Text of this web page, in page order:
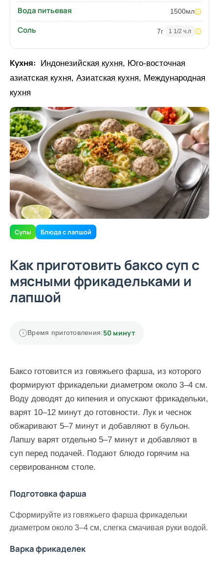
Вода питьевая 1500мл
Соль 7г 1 1/2 ч.л
Кухня: Индонезийская кухня, Юго-восточная
азиатская кухня, Азиатская кухня, Международная
кухня
Супы Блюда с лапшой
Как приготовить баксо суп с
мясными фрикадельками и
лапшой
Время приготовления:50 минут
Баксо готовится из говяжьего фарша, из которого
формируют фрикадельки диаметром около 3–4 см.
Воду доводят до кипения и опускают фрикадельки,
варят 10–12 минут до готовности. Лук и чеснок
обжаривают 5–7 минут и добавляют в бульон.
Лапшу варят отдельно 5–7 минут и добавляют в
суп перед подачей. Подают блюдо горячим на
сервированном столе.
Подготовка фарша
Сформируйте из говяжьего фарша фрикадельки
диаметром около 3–4 см, слегка смачивая руки водой.
Варка фрикаделек